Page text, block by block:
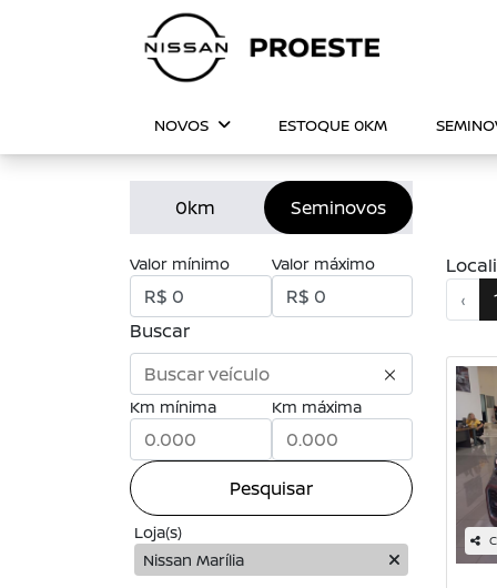
NOVOS ESTOQUE 0KM
0km Seminovos
Valor mínimo Valor máximo
Buscar
Km mínima Km máxima
Pesquisar
Loja(s)
Nissan Marília
‹